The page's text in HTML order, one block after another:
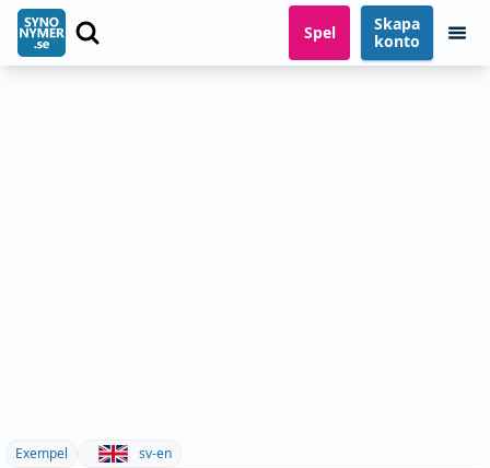
Spel
Skapa
konto
Exempel sv-en